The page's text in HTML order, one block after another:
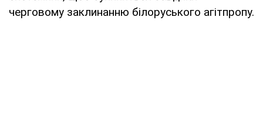
черговому заклинанню білоруського агітпропу.